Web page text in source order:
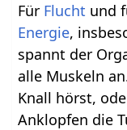
Für Flucht und
Energie,
spannt der
alle Muskeln
Knall hörst,
Anklopfen die